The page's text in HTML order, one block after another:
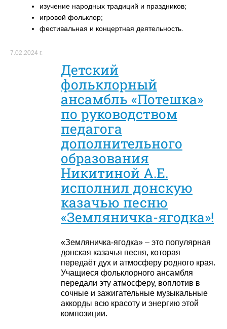
изучение народных традиций и праздников;
игровой фольклор;
фестивальная и концертная деятельность.
7.02.2024 г.
Детский
фольклорный
ансамбль «Потешка»
по руководством
педагога
дополнительного
образования
Никитиной А.Е.
исполнил донскую
казачью песню
«Земляничка-ягодка»!
«Земляничка-ягодка» – это популярная
донская казачья песня, которая
передаёт дух и атмосферу родного края.
Учащиеся фольклорного ансамбля
передали эту атмосферу, воплотив в
сочные и зажигательные музыкальные
аккорды всю красоту и энергию этой
композиции.